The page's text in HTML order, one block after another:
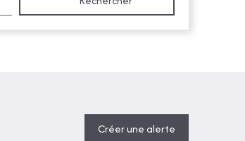
Créer une alerte